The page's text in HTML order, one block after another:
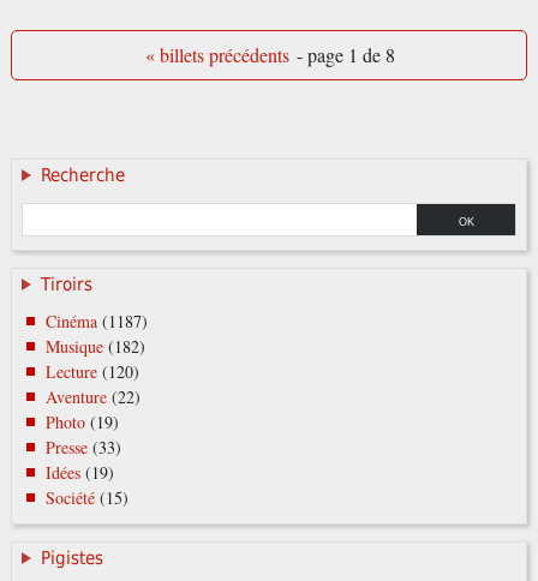
« billets précédents - page 1 de 8
Recherche
Tiroirs
Cinéma (1187)
Musique (182)
Lecture (120)
Aventure (22)
Photo (19)
Presse (33)
Idées (19)
Société (15)
Pigistes